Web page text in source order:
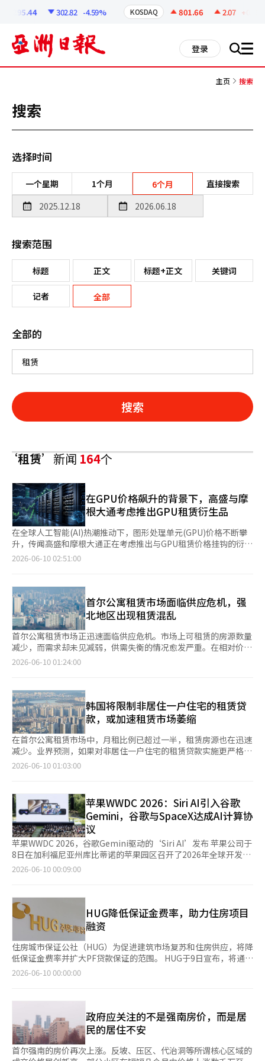
6295.44 302.82 -4.59% KOSDAQ 801.66 2.07 +0.26%
登录 搜 all
主页 搜索
搜索
选择时间
一个星期 1个月 6个月 直接搜索
搜索范围
标题 正文 标题+正文 关键词
记者 全部
全部的
搜索
‘租赁’新闻164个
在GPU价格飙升的背景下，高盛与摩
根大通考虑推出GPU租赁衍生品
在全球人工智能(AI)热潮推动下，图形处理单元(GPU)价格不断攀
升，传闻高盛和摩根大通正在考虑推出与GPU租赁价格挂钩的衍生
品交易。 美国支付与金融科技专业媒体PYMNTS于9日（当地时
行不仅关注GPU租赁费用，还在探索其他可以交易计算成本的方
式。然而，目前讨论仍处于初步阶段，实际产品的推出或市场的开
设仍存在不确定性。 随着AI模型开发竞争的加剧，使用英伟达的黑
曜石等高性能GPU的计算成本已成为大型科技公司和AI企业的主要
开支项目。在GPU购买和租赁价格波动加大的情况下，市场对能够
管理相关成本的金融产品的关注也在上升。 虽然英伟达的GPU价
格并未正式公布，但H100的价格大约在2.5万至4万美元（约合
38000至61000元人民币），而B200的价格则在3万至5万美元
网站VAST.AI的数据，H100 SXM的平均租赁价格为每小时2.33美
元，B200的平均租赁价格为每小时4.22美元。 因此，PYMNTS指
出，如果以GPU租赁价格为基础建立一个正式市场，企业将能够更
系统地管理计算成本的波动。然而，如何建立可靠的价格基准，以
及相关金融产品能否通过监管机构的审查，仍然是待解决的问题。
这一构想已经在初步交易案例中显现。PYMNTS引用Polymarket
的新闻稿称，基于追踪英伟达H100 GPU租赁费用的Ornn计算价格
指数，已经发生了机构间的交易。这被视为将AI计算成本指数化并
力一样作为金融产品进行交易，必须有可靠的价格指数和足够的交
易量作为支撑。PYMNTS认为，未来相关价格指数的进一步出现、
交易所和清算机构的参与，以及监管机构的判断将成为关键。※
本报道经人工智能（AI）系统翻译与编辑。
2026-06-10 02:51:00
首尔公寓租赁市场面临供应危机，强
北地区出现租赁混乱
首尔公寓租赁市场正迅速面临供应危机。市场上可租赁的房源数量
减少，而需求却未见减弱，供需失衡的情况愈发严重。在相对价格
负担较低的强北地区，出现了接近“租赁混乱”的压力。 根据KB
开始。 强北地区的情况更加严峻。强北地区的租赁供需指数在上
个月达到了187.78，创下2020年以来的新高。这一水平高于首尔
的平均水平，表明租赁房源的短缺已经超出了部分受欢迎的区域，
蔓延至整个强北地区。 强北地区是一个购房负担较重的区域，许
多无房者选择继续租赁而非购房。由于现有租户因居住成本上升而
不易搬迁，新租赁房源减少，剩余房源的需求集中，形成了这样的
结构。 供需失衡直接导致了租金上涨。KB房地产的数据显示，强
北区公寓的租金上涨了1.86%，而成北区（1.36%）、诺原区
压力不仅限于特定小区，而是普遍存在于整个强北地区。 绝对的
租赁房源数量也在减少。房地产大数据公司Ashi的数据显示，截至
目前，首尔公寓的租赁房源为18574套，比一年前的25240套减少
了超过26%。尽管寻找租赁房源的需求依然存在，但市场上可供选
择的房源减少，使得租赁危机的感受愈发加剧。 租赁房源减少的
原因包括新入住房源的减少和转向月租的现象。公寓的入住量减
少，导致新进入市场的租赁房源也随之减少，现有住房市场的租赁
房源流转也变得缓慢。 转向月租也是减少租赁供应的关键因素。
中，月租占比为54.2%，比去年同期的45.9%提高了超过8个百分
点。房东们更倾向于选择月租或半月租，导致纯租赁房源的减少趋
势愈发明显。 合同续签的增加也加剧了新租赁房源的短缺。现有
租户因担心居住成本而选择续签合同，市场上可供的房源进一步减
少。租赁房源的减少、转向月租和合同续签的增加相互交织，导致
首尔租赁市场的供应短缺问题结构化。 问题在于，租赁短缺现象
短期内难以得到解决。要增加租赁供应，必须确保足够的新入住房
源，但短期内难以增加入住量。此外，针对非居住的单户住房的租
赁供应不足，房东们没有降低租金的动机。”他指出：“如果租金
高企而租赁贷款无法获得，租户的选择将转向购房或月租，这对房
价的稳定没有帮助。”
2026-06-10 01:24:00
韩国将限制非居住一户住宅的租赁贷
款，或加速租赁市场萎缩
在首尔公寓租赁市场中，月租比例已超过一半，租赁房源也在迅速
减少。业界预测，如果对非居住一户住宅的租赁贷款实施更严格的
监管，租赁市场的萎缩趋势将会加快。政府虽然表示要阻止杠杆投
示：“租赁在韩国是一种特殊的民间金融形式”，“租赁贷款的增
加是房价上涨的主要原因。”他还强调：“必须阻止用他人资金进
行投机。”总统在公开场合直接将租赁贷款问题指认为房价上涨的
原因，这使得加强监管的讨论可能加速。金融监管机构也已开始审
查相关监管措施。金融委员会在今年4月发布的《2026年家庭贷款
管理方案》中表示，将在未来推出针对投机目的的非居住一户住宅
的贷款监管措施。上个月21日，金融委员会主席李亿权提到“房地
产与金融的脱钩”时表示：“我们仍在审查针对投机目的的非居住
管区域内的有房者所获得的保证金租赁贷款进行了调查。市场上也
有预测，政府的税制改革方案可能会与租赁贷款的总债务偿还比率
（DSR）相结合，推出更严格的监管措施。目前，根据去年的
10·15政策，只有在首都圈及监管区域内的有房者申请租赁贷款
时，贷款利息才会被纳入DSR计算。如果加强租赁贷款监管，可能
会有效阻止投机需求的资金流入金融领域。金融委员会的调查显
示，在首都圈的监管区域内，拥有公寓的非居住一户住宅贷款者从
银行获得的租赁贷款规模约为9.2万亿韩元，数量约为5.9万件。政
监管的有效性。李恩亨，韩国建设政策研究院研究员表示：“租赁
资金贷款本是为了在低利率时期支持弱势群体的居住需求而设立的
制度，但不知何时开始适用对象和范围过于扩大。”他指出：“但
如何同时处理供应扩大和需求抑制的问题仍需思考。”问题在于租
赁市场已经在快速萎缩。根据国土交通部的统计，从今年1月至5
月，首尔公寓的新租赁合同中，月租占比达54.2%。而去年同期的
2026-06-10 01:03:00
苹果WWDC 2026：Siri AI引入谷歌
Gemini，谷歌与SpaceX达成AI计算协
议
苹果WWDC 2026，谷歌Gemini驱动的‘Siri AI’发布 苹果公司于
8日在加利福尼亚州库比蒂诺的苹果园区召开了2026年全球开发者
大会(WWDC)，这是首席执行官蒂姆·库克的最后一次WWDC演
借此机会全面重塑其在AI领域的战略，以应对竞争对手的挑战。
Siri AI进行了最大规模的更新，包括：△仅通过用户的视线即可操
作的3D可视化界面，△跨多个应用程序的任务自动化。然而，监
管风险依然明显。根据欧盟的数字市场法(DMA)，Siri AI将在欧盟
和中国的iOS 27发布时无法提供。此外，只有在iPhone 17 Pro、
Pro Max及Air等高端机型上才能全面支持所有功能，这也成为了推
广的一个变数。 谷歌与SpaceX签署每月9.2亿美元的AI计算合同 谷
歌与SpaceX签署了一项每月9.2亿美元的AI计算租赁合同。根据合
NVIDIA GPU和CPU、内存等的使用权，合同总额约为300亿美
求远超预期，因此需要确保桥接能力的短期合同”。此次合同是
SpaceX与Anthropic签署的每月12.5亿美元的Colossus1数据中心
合同之后的第二个大型AI计算交易。两项合同合计，SpaceX将获
得约750亿美元的未来合同收入，并于12日进行纳斯达克上市路
2026-06-10 00:09:00
HUG降低保证金费率，助力住房项目
融资
住房城市保证公社（HUG）为促进建筑市场复苏和住房供应，将降
低保证金费率并扩大PF贷款保证的范围。 HUG于9日宣布，将通过
降低保证金费率、推出新保证和扩大PF保证等制度改进，支持因
费率，直至2027年5月31日。住房分销保证、综合体分销保证、办
公楼分销保证和使用检查前租赁保证金保证等四项保证的费率将降
低30%。 使用检查前租赁保证金保证的降低，反映了HUG在4月访
问大韩住宅建设协会光州·全南道会时，注册租赁经营者提出的困
难。 获得PF贷款保证的分销保证项目，其保证金折扣幅度将扩大
2026-06-10 00:00:00
政府应关注的不是强南房价，而是居
民的居住不安
首尔强南的房价再次上涨。反坡、压区、代治洞等所谓核心区域的